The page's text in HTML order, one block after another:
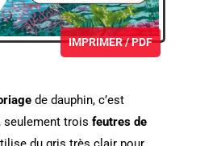
IMPRIMER / PDF
de dauphin, c’est
seulement trois feutres de